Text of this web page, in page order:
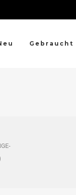
Gebraucht